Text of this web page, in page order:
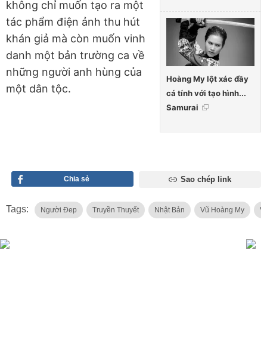
Hoàng My lột xác đầy
cá tính với tạo hình...
Samurai
không chỉ muốn tạo ra một
tác phẩm điện ảnh thu hút
khán giả mà còn muốn vinh
danh một bản trường ca về
những người anh hùng của
một dân tộc.
Chia sẻ Sao chép link
Tags: Người Đep Truyền Thuyết Nhật Bản Vũ Hoàng My